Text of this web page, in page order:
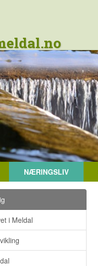
NÆRINGSLIV
i Meldal